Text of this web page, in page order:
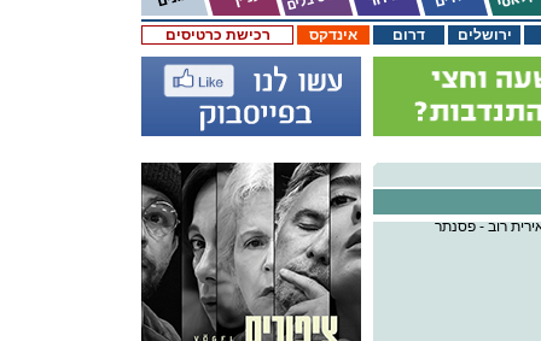
רכישת כרטיסים אינדקס דרום ירושלים
רוב - פסנתר